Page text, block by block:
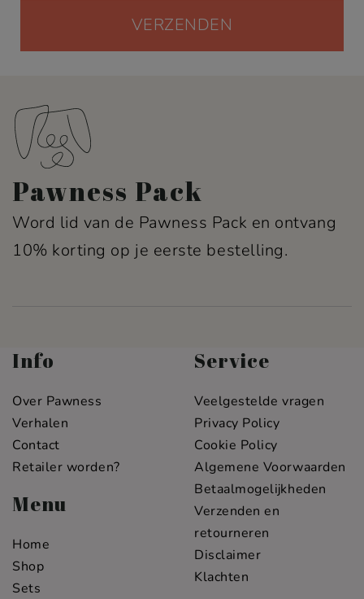
Pawness Pack
Word lid van de Pawness Pack en ontvang
10% korting op je eerste bestelling.
Info
Over Pawness
Verhalen
Contact
Retailer worden?
Menu
Home
Shop
Sets
Service
Veelgestelde vragen
Privacy Policy
Cookie Policy
Algemene Voorwaarden
Betaalmogelijkheden
Verzenden en
retourneren
Disclaimer
Klachten